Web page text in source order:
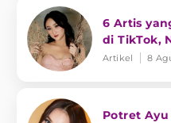
6 Artis
di TikTok,
Artikel 8
Potret